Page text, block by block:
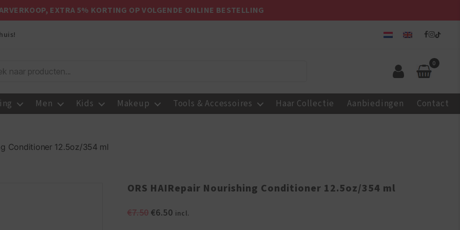
EXTRA 5% KORTING OP VOLGENDE ONLINE BESTELLING
0
Men Kids Makeup Tools & Accessoires Haar Collectie Aanbiedingen Contact
Conditioner 12.5oz/354 ml
ORS HAIRepair Nourishing Conditioner 12.5oz/354 ml
€7.50 Oorspronkelijke
€6.50Huidige
incl.